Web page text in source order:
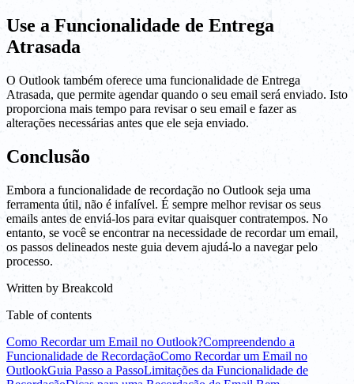
Use a Funcionalidade de Entrega
Atrasada
O Outlook também oferece uma funcionalidade de Entrega
Atrasada, que permite agendar quando o seu email será enviado. Isto
proporciona mais tempo para revisar o seu email e fazer as
alterações necessárias antes que ele seja enviado.
Conclusão
Embora a funcionalidade de recordação no Outlook seja uma
ferramenta útil, não é infalível. É sempre melhor revisar os seus
emails antes de enviá-los para evitar quaisquer contratempos. No
entanto, se você se encontrar na necessidade de recordar um email,
os passos delineados neste guia devem ajudá-lo a navegar pelo
processo.
Written by Breakcold
Table of contents
Como Recordar um Email no Outlook?Compreendendo a
Funcionalidade de RecordaçãoComo Recordar um Email no
OutlookGuia Passo a PassoLimitações da Funcionalidade de